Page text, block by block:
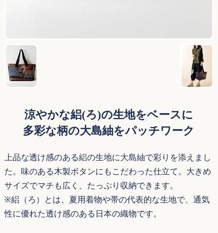
涼やかな絽(ろ)の生地をベースに
多彩な柄の大島紬をパッチワーク
上品な透け感のある絽の生地に大島紬で彩りを添えまし
た。味のある木製ボタンにもこだわった仕立て。大きめ
サイズでマチも広く、たっぷり収納できます。
※絽（ろ）とは、夏用着物や帯の代表的な生地で、通気
性に優れた透け感のある日本の織物です。